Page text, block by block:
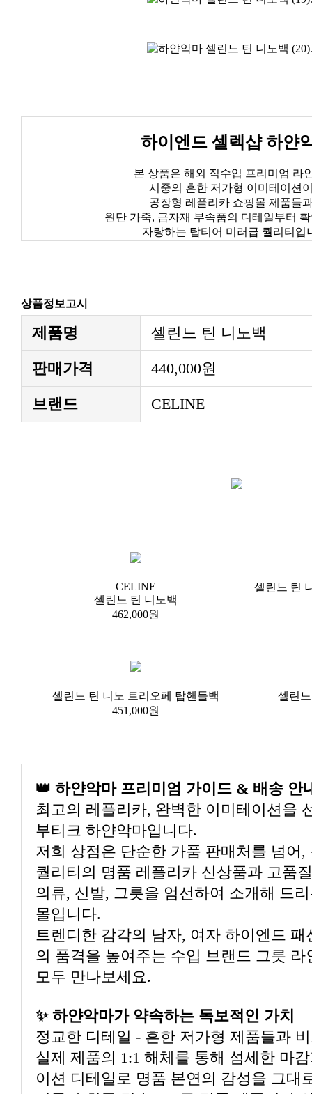
하이엔드 셀렉샵 하얀
본 상품은 해외 직수입 프리미엄 라
시중의 흔한 저가형 이미테이션
공장형 레플리카 쇼핑몰 제품들
원단 가죽, 금자재 부속품의 디테일부터
자랑하는 탑티어 미러급 퀄리티입
상품정보고시
제품명 셀린느 틴 니노백
판매가격 440,000원
브랜드 CELINE
CELINE
셀린느 틴 니노백
462,000원
셀린느 틴
셀린느 틴 니노 트리오페 탑핸들백
451,000원
셀린
👑 하얀악마 프리미엄 가이드 & 배송 안
최고의 레플리카, 완벽한 이미테이션을
부티크 하얀악마입니다.
저희 상점은 단순한 가품 판매처를 넘어,
퀄리티의 명품 레플리카 신상품과 고품
의류, 신발, 그릇을 엄선하여 소개해 드
몰입니다.
트렌디한 감각의 남자, 여자 하이엔드
의 품격을 높여주는 수입 브랜드 그릇
모두 만나보세요.
✨ 하얀악마가 약속하는 독보적인 가치
정교한 디테일 - 흔한 저가형 제품들과
실제 제품의 1:1 해체를 통해 섬세한 마
이션 디테일로 명품 본연의 감성을 그대